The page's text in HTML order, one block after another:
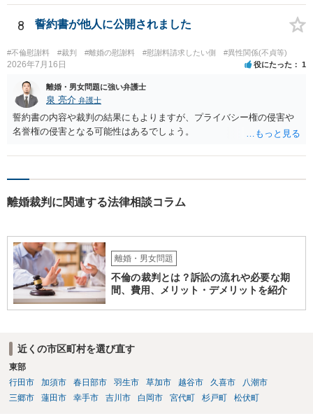
消にあたるかどうか そこは協議の余地はあるかもしれませんが、離婚
の場合も相互に帰責性が無ければ（立証できなければ）、慰謝料など
8 誓約書が他人に公開されました
#不倫慰謝料 #裁判 #離婚の慰謝料 #慰謝料請求したい側 #異性関係(不貞等)
2026年7月16日 役にたった 1
離婚・男女問題に強い弁護士
泉 亮介 弁護士
誓約書の内容や裁判の結果にもよりますが、プライバシー権の侵害や
名誉権の侵害となる可能性はあるでしょう。
離婚裁判に関連する法律相談コラム
離婚・男女問題
不倫の裁判とは？訴訟の流れや必要な期
間、費用、メリット・デメリットを紹介
近くの市区町村を選び直す
東部
行田市
加須市 春日部市 羽生市 草加市 越谷市 久喜市
八潮市
三郷市
蓮田市 幸手市 吉川市 白岡市 宮代町 杉戸町 松伏町